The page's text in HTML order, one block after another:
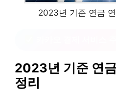
2023년 기준 연금
2023년 기준 연
정리